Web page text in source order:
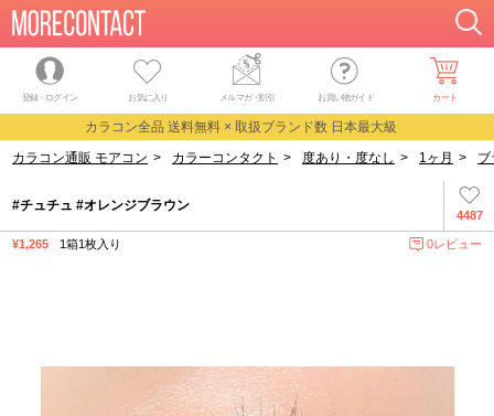
登録・ログイン お気に入り メルマガ・割引 お買い物ガイド カート
カラコン全品 送料無料 × 取扱ブランド数 日本最大級
カラコン通販 モアコン > カラーコンタクト > 度あり・度なし > 1ヶ月 > ブ
4487
#チュチュ #オレンジブラウン
¥1,265 1箱1枚入り 0レビュー